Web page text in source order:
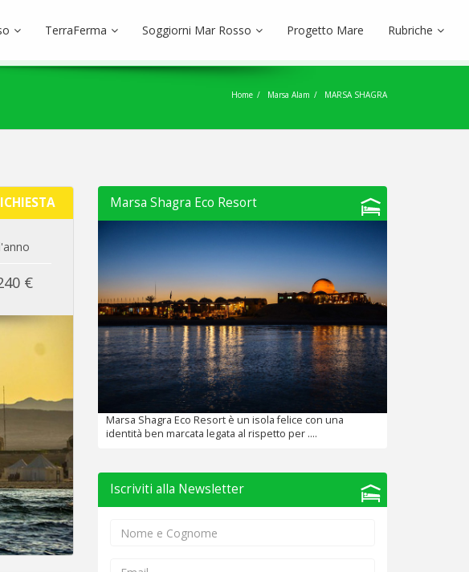
TerraFerma Soggiorni Mar Rosso Progetto Mare Rubriche
Home Marsa Alam MARSA SHAGRA
€
Marsa Shagra Eco Resort
Marsa Shagra Eco Resort è un isola felice con una
identità ben marcata legata al rispetto per ....
Iscriviti alla Newsletter